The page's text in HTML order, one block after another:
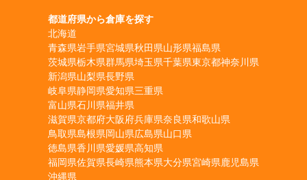
都道府県から倉庫を探す
北海道
青森県岩手県宮城県秋田県山形県福島県
茨城県栃木県群馬県埼玉県千葉県東京都神奈川県
新潟県山梨県長野県
岐阜県静岡県愛知県三重県
富山県石川県福井県
滋賀県京都府大阪府兵庫県奈良県和歌山県
鳥取県島根県岡山県広島県山口県
徳島県香川県愛媛県高知県
福岡県佐賀県長崎県熊本県大分県宮崎県鹿児島県
沖縄県